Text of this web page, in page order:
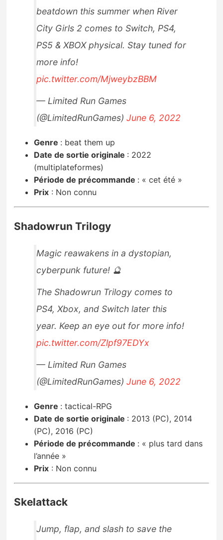
beatdown this summer when River
City Girls 2 comes to Switch, PS4,
PS5 & XBOX physical. Stay tuned for
more info!
pic.twitter.com/MjweybzBBM
— Limited Run Games
(@LimitedRunGames)June 6, 2022
Genre : beat them up
Date de sortie originale : 2022
(multiplateformes)
Période de précommande : « cet été »
Prix : Non connu
Shadowrun Trilogy
Magic reawakens in a dystopian,
cyberpunk future! 🔮
The Shadowrun Trilogy comes to
PS4, Xbox, and Switch later this
year. Keep an eye out for more info!
pic.twitter.com/Zlpf97EDYx
— Limited Run Games
(@LimitedRunGames)June 6, 2022
Genre : tactical-RPG
Date de sortie originale : 2013 (PC), 2014
(PC), 2016 (PC)
Période de précommande : « plus tard dans
l’année »
Prix : Non connu
Skelattack
Jump, flap, and slash to save the